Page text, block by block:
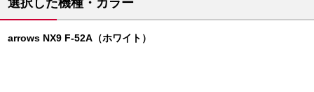
選択した機種・カラー
arrows NX9 F-52A（ホワイト）